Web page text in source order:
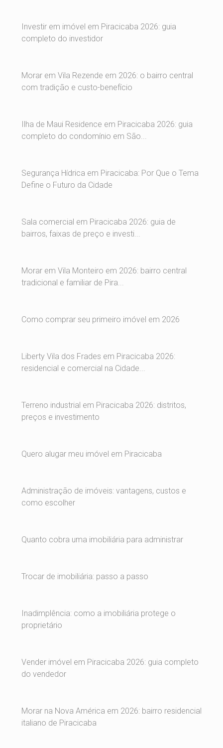
Investir em imóvel em Piracicaba 2026: guia
completo do investidor
Morar em Vila Rezende em 2026: o bairro central
com tradição e custo-benefício
Ilha de Maui Residence em Piracicaba 2026: guia
completo do condomínio em São...
Segurança Hídrica em Piracicaba: Por Que o Tema
Define o Futuro da Cidade
Sala comercial em Piracicaba 2026: guia de
bairros, faixas de preço e investi...
Morar em Vila Monteiro em 2026: bairro central
tradicional e familiar de Pira...
Como comprar seu primeiro imóvel em 2026
Liberty Vila dos Frades em Piracicaba 2026:
residencial e comercial na Cidade...
Terreno industrial em Piracicaba 2026: distritos,
preços e investimento
Quero alugar meu imóvel em Piracicaba
Administração de imóveis: vantagens, custos e
como escolher
Quanto cobra uma imobiliária para administrar
Trocar de imobiliária: passo a passo
Inadimplência: como a imobiliária protege o
proprietário
Vender imóvel em Piracicaba 2026: guia completo
do vendedor
Morar na Nova América em 2026: bairro residencial
italiano de Piracicaba